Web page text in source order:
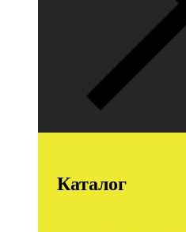
Каталог